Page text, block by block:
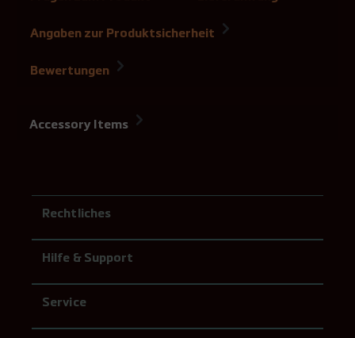
Angaben zur Produktsicherheit
Bewertungen
Accessory Items
Rechtliches
Hilfe & Support
Service